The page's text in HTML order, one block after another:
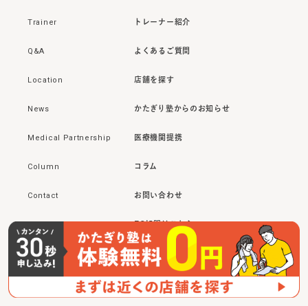
Trainer トレーナー紹介
Q&A よくあるご質問
Location 店舗を探す
News かたぎり塾からのお知らせ
Medical Partnership 医療機関提携
Column コラム
Contact お問い合わせ
Franchise FC加盟はこちら
Recruit トレーナー募集
Official Protein からだにいいこと